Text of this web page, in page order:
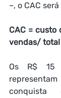
–, o CAC
CAC = custo
vendas/
Os R$ 15
conquista